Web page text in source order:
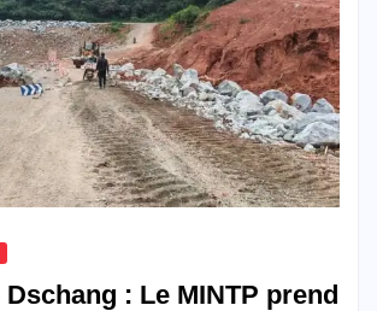
Dschang : Le MINTP prend